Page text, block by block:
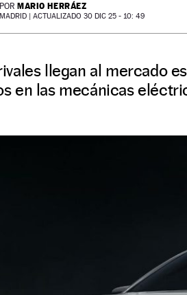
POR MARIO HERRÁEZ
MADRID | ACTUALIZADO 30 DIC 25 - 10: 49
llegan al mercado
en las mecánicas